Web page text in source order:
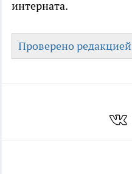
интерната.
Проверено редакцией